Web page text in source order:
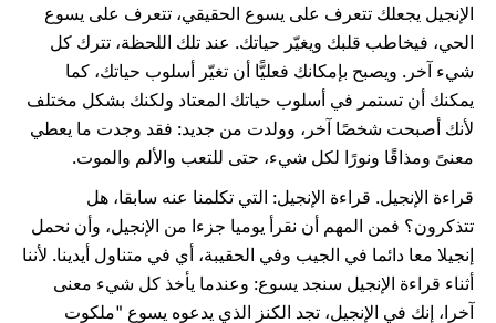
الإنجيل يجعلك تتعرف على يسوع الحقيقي، تتعرف على يسوع
الحي، فيخاطب قلبك ويغيّر حياتك. عند تلك اللحظة، تترك كل
شيء آخر. ويصبح بإمكانك فعليًّا أن تغيّر أسلوب حياتك، كما
يمكنك أن تستمر في أسلوب حياتك المعتاد ولكنك بشكل مختلف
لأنك أصبحت شخصًا آخر، وولدت من جديد: فقد وجدت ما يعطي
معنىً ومذاقًا ونورًا لكل شيء، حتى للتعب والألم والموت.
قراءة الإنجيل. قراءة الإنجيل: التي تكلمنا عنه سابقا، هل
تتذكرون؟ فمن المهم أن نقرأ يوميا جزءا من الإنجيل، وأن نحمل
إنجيلا معا دائما في الجيب وفي الحقيبة، أي في متناول أيدينا. لأننا
أثناء قراءة الإنجيل سنجد يسوع: وعندما يأخذ كل شيء معنى
آخرا، إنك في الإنجيل، تجد الكنز الذي يدعوه يسوع "ملكوت